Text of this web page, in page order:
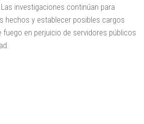
investigaciones continúan para
hechos y establecer posibles cargos
fuego en perjuicio de servidores públicos